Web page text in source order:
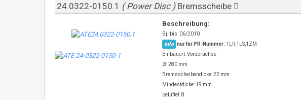
24.0322-0150.1 ( Power Disc ) Bremsscheibe
Beschreibung:
Bj. bis: 06/2010
info nur für PR-Nummer: 1LR,1LS,1ZM
Einbauort: Vorderachse
Ø: 280 mm
Bremsscheibendicke: 22 mm
Mindestdicke: 19 mm
belüftet: 8